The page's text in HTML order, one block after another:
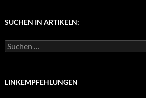
g
r
SUCHEN IN ARTIKELN:
S
u
eLINKEMPFEHLUNGEN